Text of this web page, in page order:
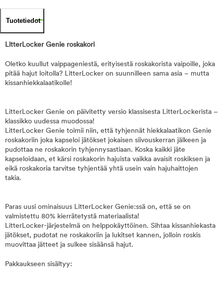
Tuotetiedot
LitterLocker Genie roskakori
Oletko kuullut vaippageniestä, erityisestä roskakorista vaipoille, joka
pitää hajut loitolla? LitterLocker on suunnilleen sama asia – mutta
kissanhiekkalaatikolle!
LitterLocker Genie on päivitetty versio klassisesta LitterLockerista –
klassikko uudessa muodossa!
LitterLocker Genie toimii niin, että tyhjennät hiekkalaatikon Genie
roskakoriin joka kapseloi jätökset jokaisen siivouskerran jälkeen ja
pudottaa ne roskakorin tyhjennysastiaan. Koska kaikki jäte
kapseloidaan, et kärsi roskakorin hajuista vaikka avaisit roskiksen ja
eikä roskakoria tarvitse tyhjentää yhtä usein vain hajuhaittojen
takia.
Paras uusi ominaisuus LitterLocker Genie:ssä on, että se on
valmistettu 80% kierrätetystä materiaalista!
LitterLocker-järjestelmä on helppokäyttöinen. Sihtaa kissanhiekasta
jätökset, pudotat ne roskakoriin ja lukitset kannen, jolloin roskis
muovittaa jätteet ja sulkee sisäänsä hajut.
Pakkaukseen sisältyy: